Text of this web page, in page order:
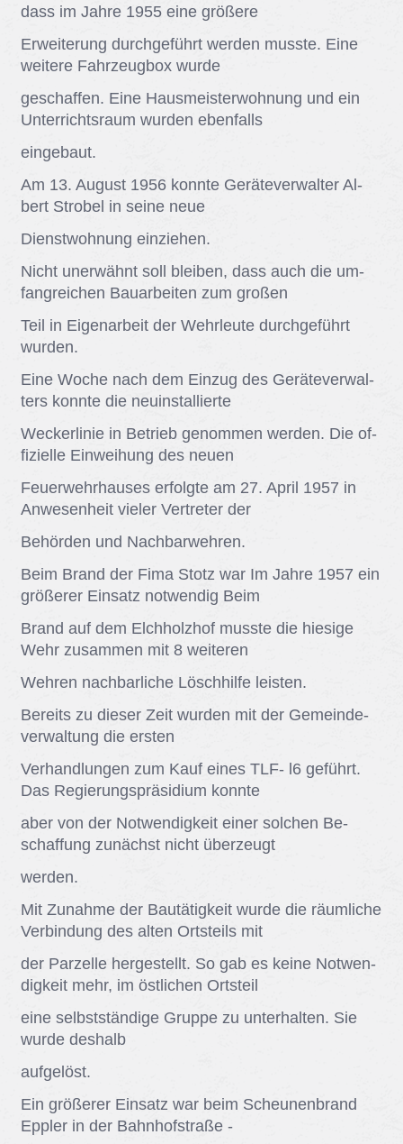
dass im Jah­re 1955 eine grö­ße­re
Er­wei­te­rung durch­ge­führt wer­den muss­te. Eine
wei­te­re Fahr­zeug­box wur­de
ge­schaf­fen. Eine Haus­meis­ter­woh­nung und ein
Un­ter­richts­raum wur­den eben­falls
ein­ge­baut.
Am 13. Au­gust 1956 konn­te Ge­rä­te­ver­wal­ter Al­
bert Stro­bel in sei­ne neue
Dienst­woh­nung ein­zie­hen.
Nicht un­er­wähnt soll blei­ben, dass auch die um­
fang­rei­chen Bau­ar­bei­ten zum gro­ßen
Teil in Ei­gen­ar­beit der Wehr­leu­te durch­ge­führt
wur­den.
Eine Wo­che nach dem Ein­zug des Ge­rä­te­ver­wal­
ters konn­te die neu­in­stal­lier­te
We­cker­li­nie in Be­trieb ge­nom­men wer­den. Die of­
fi­zi­el­le Ein­wei­hung des neu­en
Feu­er­wehr­hau­ses er­folg­te am 27. April 1957 in
An­we­sen­heit vie­ler Ver­tre­ter der
Be­hör­den und Nach­bar­weh­ren.
Beim Brand der Fima Stotz war Im Jah­re 1957 ein
grö­ße­rer Ein­satz not­wen­dig Beim
Brand auf dem Elch­holz­hof muss­te die hie­si­ge
Wehr zu­sam­men mit 8 wei­te­ren
Weh­ren nach­bar­li­che Lösch­hil­fe leis­ten.
Be­reits zu die­ser Zeit wur­den mit der Ge­mein­de­
ver­wal­tung die ers­ten
Ver­hand­lun­gen zum Kauf ei­nes TLF- l6 ge­führt.
Das Re­gie­rungs­prä­si­di­um konn­te
aber von der Not­wen­dig­keit ei­ner sol­chen Be­
schaf­fung zu­nächst nicht über­zeugt
wer­den.
Mit Zu­nah­me der Bau­tä­tig­keit wur­de die räum­li­che
Ver­bin­dung des al­ten Orts­teils mit
der Par­zel­le her­ge­stellt. So gab es kei­ne Not­wen­
dig­keit mehr, im öst­li­chen Orts­teil
eine selbst­stän­di­ge Grup­pe zu un­ter­hal­ten. Sie
wur­de des­halb
auf­ge­löst.
Ein grö­ße­rer Ein­satz war beim Scheu­nen­brand
Epp­ler in der Bahn­hof­stra­ße -